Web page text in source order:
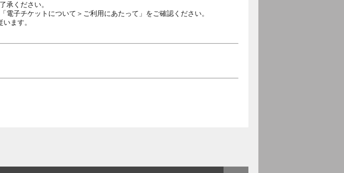
承ください。
子チケットについて＞ご利用にあたって」をご確認ください。
ます。